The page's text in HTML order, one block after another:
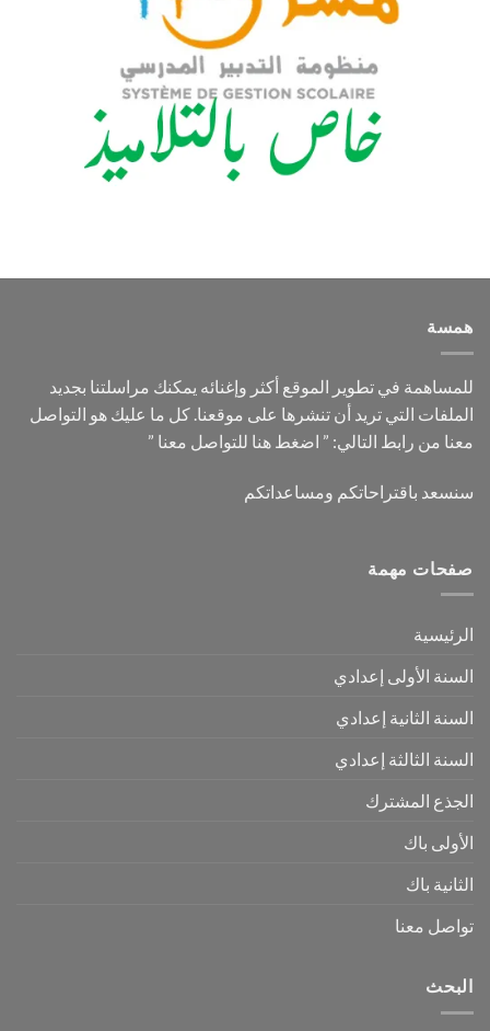
همسة
للمساهمة في تطوير الموقع أكثر وإغنائه يمكنك مراسلتنا بجديد
الملفات التي تريد أن تنشرها على موقعنا. كل ما عليك هو التواصل
معنا من رابط التالي: ” اضغط هنا للتواصل معنا ”
سنسعد باقتراحاتكم ومساعداتكم
صفحات مهمة
الرئيسية
السنة الأولى إعدادي
السنة الثانية إعدادي
السنة الثالثة إعدادي
الجذع المشترك
الأولى باك
الثانية باك
تواصل معنا
البحث